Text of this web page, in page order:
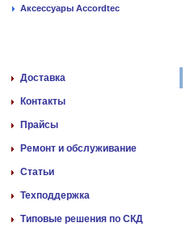
Аксессуары Accordtec
Доставка
Контакты
Прайсы
Ремонт и обслуживание
Статьи
Техподдержка
Типовые решения по СКД